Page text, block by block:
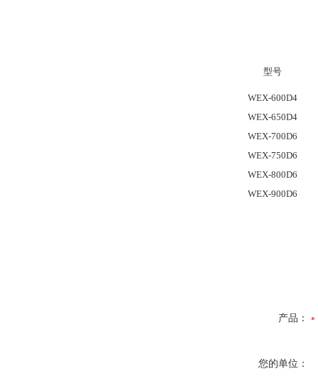
型号
WEX-600D4
WEX-650D4
WEX-700D6
WEX-750D6
WEX-800D6
WEX-900D6
产品：
您的单位：